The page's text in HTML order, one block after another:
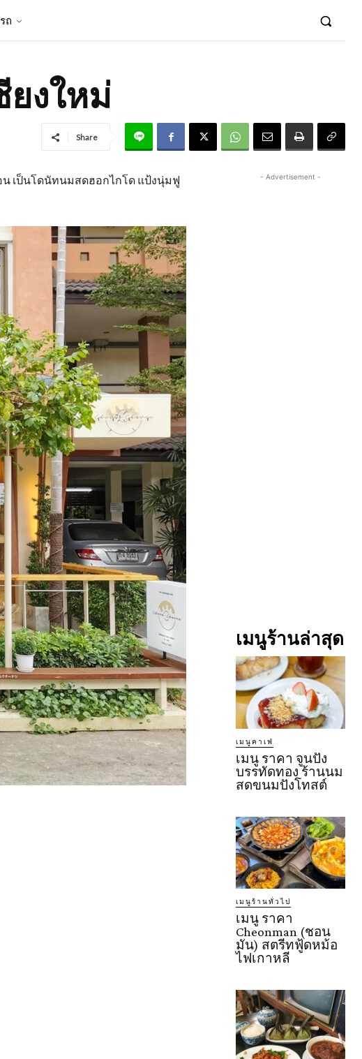
ถ
ยงใหม่
Share
เป็นโดนัทนมสดฮอกไกโด แป้งนุ่มฟู
- Advertisement -
เมนูร้านล่าสุด
เมนูคาเฟ่
เมนู ราคา จูนปัง
บรรทัดทอง ร้านนม
สดขนมปังโทสต์
เมนูร้านทั่วไป
เมนู ราคา
Cheonman (ชอน
มัน) สตรีทฟู้ดหม้อ
ไฟเกาหลี